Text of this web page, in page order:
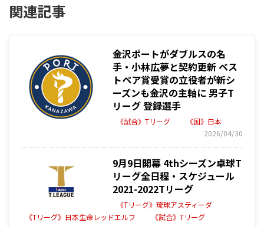
関連記事
金沢ポートがダブルスの名
手・小林広夢と契約更新 ベス
トペア賞受賞の立役者が新シ
ーズンも金沢の主軸に 男子T
リーグ 登録選手
《試合》Tリーグ
《国》日本
2026/04/30
9月9日開幕 4thシーズン卓球T
リーグ全日程・スケジュール
2021-2022Tリーグ
《Tリーグ》琉球アスティーダ
《Tリーグ》日本生命レッドエルフ
《試合》Tリーグ